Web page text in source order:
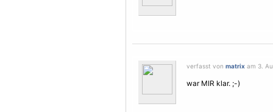
verfasst von matrix am 3.
war MIR klar. ;-)